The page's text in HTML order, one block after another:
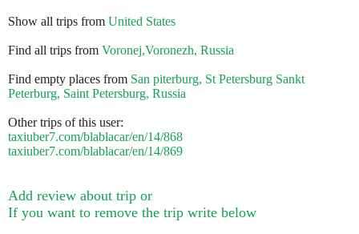
Show all trips from United States
Find all trips from Voronej,Voronezh, Russia
Find empty places from San piterburg, St Petersburg Sankt
Peterburg, Saint Petersburg, Russia
Other trips of this user:
taxiuber7.com/blablacar/en/14/868
taxiuber7.com/blablacar/en/14/869
Add review about trip or
If you want to remove the trip write below